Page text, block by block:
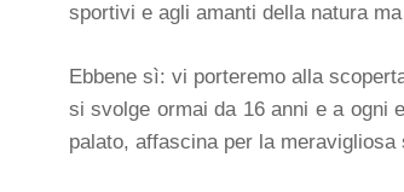
sportivi e agli amanti della natura
Ebbene sì: vi porteremo alla
si svolge ormai da 16 anni e a ogni
palato, affascina per la meravigliosa